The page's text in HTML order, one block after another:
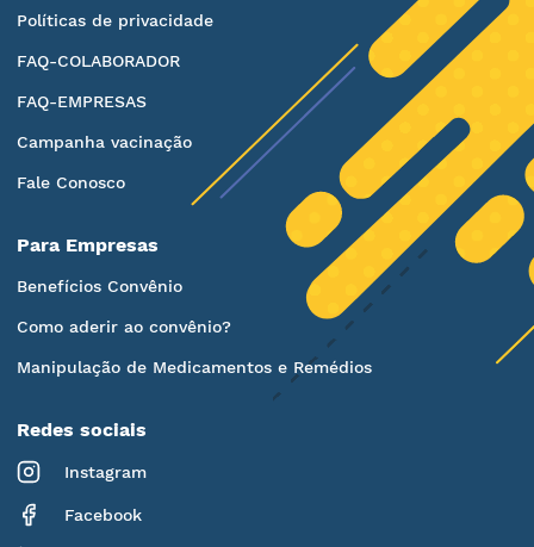
Políticas de privacidade
FAQ-COLABORADOR
FAQ-EMPRESAS
Campanha vacinação
Fale Conosco
Para Empresas
Benefícios Convênio
Como aderir ao convênio?
Manipulação de Medicamentos e Remédios
Redes sociais
Instagram
Facebook